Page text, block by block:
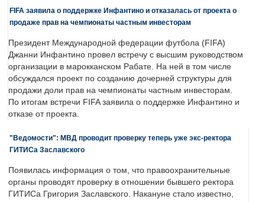
FIFA заявила о поддержке Инфантино и отказалась от проекта о
продаже прав на чемпионаты частным инвесторам
Президент Международной федерации футбола (FIFA)
Джанни Инфантино провел встречу с высшим руководством
организации в марокканском Рабате. На ней в том числе
обсуждался проект по созданию дочерней структуры для
продажи доли прав на чемпионаты частным инвесторам.
По итогам встречи FIFA заявила о поддержке Инфантино и
отказе от проекта.
"Ведомости": МВД проводит проверку теперь уже экс-ректора
ГИТИСа Заславского
Появилась информация о том, что правоохранительные
органы проводят проверку в отношении бывшего ректора
ГИТИСа Григория Заславского. Накануне стало известно,